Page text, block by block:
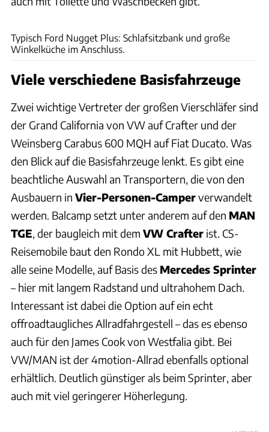
Typisch Ford Nugget Plus: Schlafsitzbank und große
Winkelküche im Anschluss.
Viele verschiedene Basisfahrzeuge
Zwei wichtige Vertreter der großen Vierschläfer sind
der Grand California von VW auf Crafter und der
Weinsberg Carabus 600 MQH auf Fiat Ducato. Was
den Blick auf die Basisfahrzeuge lenkt. Es gibt eine
beachtliche Auswahl an Transportern, die von den
Ausbauern in Vier-Personen-Camperverwandelt
werden. Balcamp setzt unter anderem auf den MAN
TGE, der baugleich mit dem VW Crafter ist. CS-
Reisemobile baut den Rondo XL mit Hubbett, wie
alle seine Modelle, auf Basis des Mercedes Sprinter
– hier mit langem Radstand und ultrahohem Dach.
Interessant ist dabei die Option auf ein echt
offroadtaugliches Allradfahrgestell – das es ebenso
auch für den James Cook von Westfalia gibt. Bei
VW/MAN ist der 4motion-Allrad ebenfalls optional
erhältlich. Deutlich günstiger als beim Sprinter, aber
auch mit viel geringerer Höherlegung.